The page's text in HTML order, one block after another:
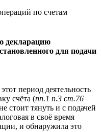
по счетам
декларацию
для подачи
период деятельность
счёта (пп.1 п.3 ст.76
стоит тянуть и с подачей
в своё время
и обнаружила это